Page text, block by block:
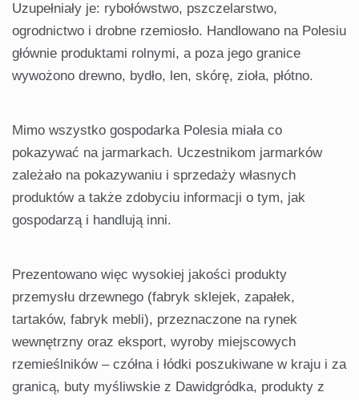
Uzupełniały je: rybołówstwo, pszczelarstwo,
ogrodnictwo i drobne rzemiosło. Handlowano na Polesiu
głównie produktami rolnymi, a poza jego granice
wywożono drewno, bydło, len, skórę, zioła, płótno.
Mimo wszystko gospodarka Polesia miała co
pokazywać na jarmarkach. Uczestnikom jarmarków
zależało na pokazywaniu i sprzedaży własnych
produktów a także zdobyciu informacji o tym, jak
gospodarzą i handlują inni.
Prezentowano więc wysokiej jakości produkty
przemysłu drzewnego (fabryk sklejek, zapałek,
tartaków, fabryk mebli), przeznaczone na rynek
wewnętrzny oraz eksport, wyroby miejscowych
rzemieślników – czółna i łódki poszukiwane w kraju i za
granicą, buty myśliwskie z Dawidgródka, produkty z